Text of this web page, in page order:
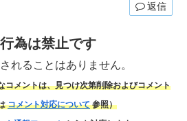
返信
為は禁止です
れることはありません。
コメントは、見つけ次第削除およびコメント
コメント対応について参照）